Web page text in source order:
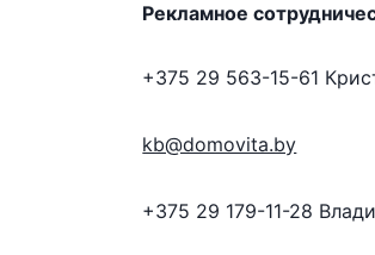
Рекламное
+375 29 563-15-61
kb@domovita.by
+375 29 179-11-28